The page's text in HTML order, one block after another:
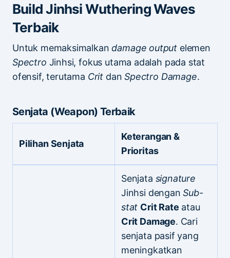
Build Jinhsi Wuthering Waves
Terbaik
Untuk memaksimalkandamage output elemen
Spectro Jinhsi, fokus utama adalah pada stat
ofensif, terutama Crit danSpectro Damage.
Senjata (Weapon) Terbaik
Pilihan Senjata
Keterangan &
Prioritas
Senjata signature
Jinhsi denganSub-
stat Crit Rate atau
Crit Damage. Cari
senjata pasif yang
meningkatkan